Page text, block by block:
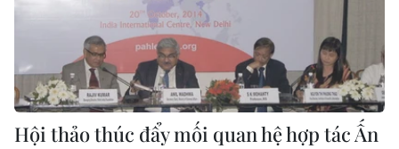
Hội thảo thúc đẩy mối quan hệ hợp tác Ấn